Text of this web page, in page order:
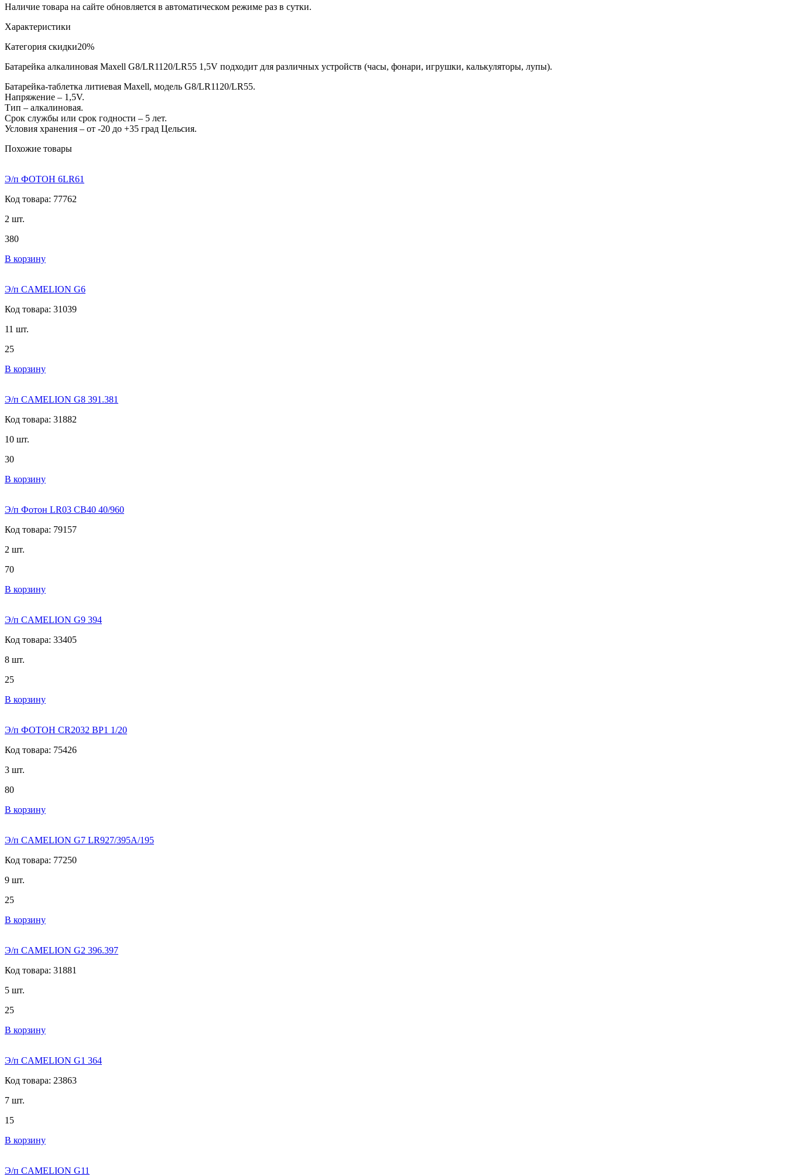
Наличие товара на сайте обновляется в автоматическом режиме раз в сутки.
Характеристики
Категория скидки20%
Батарейка алкалиновая Maxell G8/LR1120/LR55 1,5V подходит для различных устройств (часы, фонари, игрушки, калькуляторы, лупы).
Батарейка-таблетка литиевая Maxell, модель G8/LR1120/LR55.
Напряжение – 1,5V.
Тип – алкалиновая.
Срок службы или срок годности – 5 лет.
Условия хранения – от -20 до +35 град Цельсия.
Похожие товары
Э/п ФОТОН 6LR61
Код товара: 77762
2 шт.
380
В корзину
Э/п CAMELION G6
Код товара: 31039
11 шт.
25
В корзину
Э/п CAMELION G8 391.381
Код товара: 31882
10 шт.
30
В корзину
Э/п Фотон LR03 СВ40 40/960
Код товара: 79157
2 шт.
70
В корзину
Э/п CAMELION G9 394
Код товара: 33405
8 шт.
25
В корзину
Э/п ФОТОН CR2032 BP1 1/20
Код товара: 75426
3 шт.
80
В корзину
Э/п CAMELION G7 LR927/395A/195
Код товара: 77250
9 шт.
25
В корзину
Э/п CAMELION G2 396.397
Код товара: 31881
5 шт.
25
В корзину
Э/п CAMELION G1 364
Код товара: 23863
7 шт.
15
В корзину
Э/п CAMELION G11